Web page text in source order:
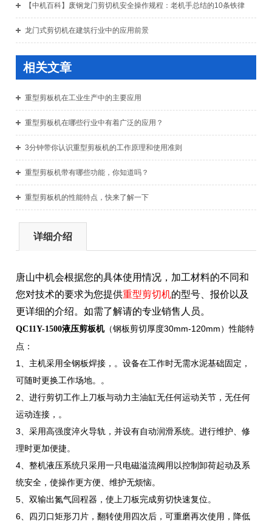
【中机百科】废钢龙门剪切机安全操作规程：老机手总结的10条铁律
龙门式剪切机在建筑行业中的应用前景
相关文章
重型剪板机在工业生产中的主要应用
重型剪板机在哪些行业中有着广泛的应用？
3分钟带你认识重型剪板机的工作原理和使用准则
重型剪板机带有哪些功能，你知道吗？
重型剪板机的性能特点，快来了解一下
详细介绍
唐山中机会根据您的具体使用情况，加工材料的不同和
您对技术的要求为您提供重型剪切机的型号、报价以及
更详细的介绍。如需了解请的专业销售人员。
QC11Y-1500液压剪板机（钢板剪切厚度30mm-120mm）性能特
点：
1、主机采用全钢板焊接，。设备在工作时无需水泥基础固定，
可随时更换工作场地。。
2、进行剪切工作上刀板与动力主油缸无任何运动关节，无任何
运动连接，。
3、采用高强度淬火导轨，并设有自动润滑系统。进行维护、修
理时更加便捷。
4、整机液压系统只采用一只电磁溢流阀用以控制卸荷起动及系
统安全，使操作更方便、维护无烦恼。
5、双输出氮气回程器，使上刀板完成剪切快速复位。
6、四刃口矩形刀片，翻转使用四次后，可重磨再次使用，降低